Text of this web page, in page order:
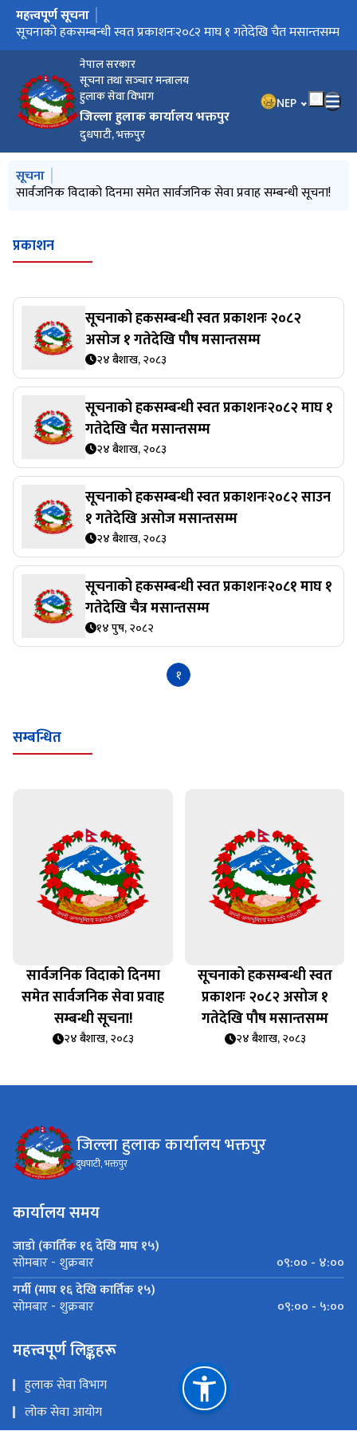
नेपाल सरकार
सूचना तथा सञ्‍चार मन्त्रालय
हुलाक सेवा विभाग
जिल्ला हुलाक कार्यालय भक्तपुर
दुधपाटी, भक्तपुर
भाषा चयन गर्नुहोस्
NEP
मुख्य नेभिगेसनमा जानुहोस्
महत्त्वपूर्ण सूचना
सार्वजनिक विदाको दिनमा समेत सार्वजनिक सेवा प्रवाह सम्बन्धी सूचना!
सूचनाको हकसम्बन्धी स्वत प्रकाशनः२०८२ माघ १ गतेदेखि चैत मसान्तसम्म
सार्वजनिक विदाको दिनमा समेत सार्वजनिक सेवा प्रवाह सम्बन्धी सूचना!
मुख्य नेभिगेसनमा जानुहोस्
सूचना
सूचनाको हकसम्बन्धी स्वत प्रकाशनः२०८२ माघ १ गतेदेखि चैत मसान्तसम्म
सार्वजनिक विदाको दिनमा समेत सार्वजनिक सेवा प्रवाह सम्बन्धी सूचना!
प्रकाशन
सूचनाको हकसम्बन्धी स्वत प्रकाशनः २०८२
असोज १ गतेदेखि पौष मसान्तसम्म
२४ बैशाख, २०८३
सूचनाको हकसम्बन्धी स्वत प्रकाशनः२०८२ माघ १
गतेदेखि चैत मसान्तसम्म
२४ बैशाख, २०८३
सूचनाको हकसम्बन्धी स्वत प्रकाशनः२०८२ साउन
१ गतेदेखि असोज मसान्तसम्म
२४ बैशाख, २०८३
सूचनाको हकसम्बन्धी स्वत प्रकाशनः२०८१ माघ १
गतेदेखि चैत्र मसान्तसम्म
१४ पुष, २०८२
१
सम्बन्धित
सार्वजनिक विदाको दिनमा
समेत सार्वजनिक सेवा प्रवाह
सम्बन्धी सूचना!
२४ बैशाख, २०८३
सूचनाको हकसम्बन्धी स्वत
प्रकाशनः २०८२ असोज १
गतेदेखि पौष मसान्तसम्म
२४ बैशाख, २०८३
जिल्ला हुलाक कार्यालय भक्तपुर
दुधपाटी, भक्तपुर
कार्यालय समय
जाडो (कार्तिक १६ देखि माघ १५)
सोमबार - शुक्रबार
०९:०० - ४:००
गर्मी (माघ १६ देखि कार्तिक १५)
सोमबार - शुक्रबार ०९:०० - ५:००
महत्त्वपूर्ण लिङ्कहरू
हुलाक सेवा विभाग
लोक सेवा आयोग